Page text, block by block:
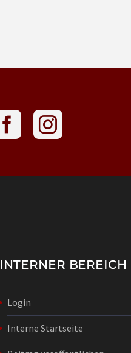
INTERNER BEREICH
Login
Interne Startseite